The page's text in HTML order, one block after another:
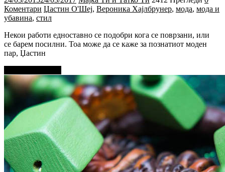
Коментари Џастин О'Шеј, Вероника Хајлбрунер, мода, мода и
убавина, стил
Некои работи едноставно се подобри кога се поврзани, или
се барем посилни. Тоа може да се каже за познатиот моден
пар, Џастин